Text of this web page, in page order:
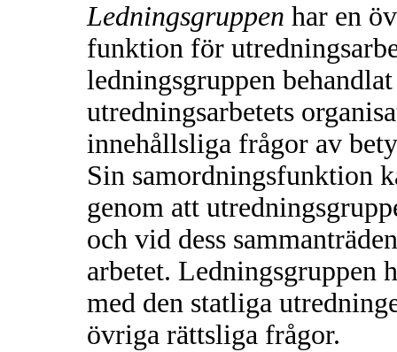
Ledningsgruppen har en
funktion för
ledningsgruppen
utredningsarbetets
innehållsliga frågor av
Sin samordningsfunktion
genom att
och vid dess
arbetet. Ledningsgruppen
med den statliga
övriga rättsliga frågor.